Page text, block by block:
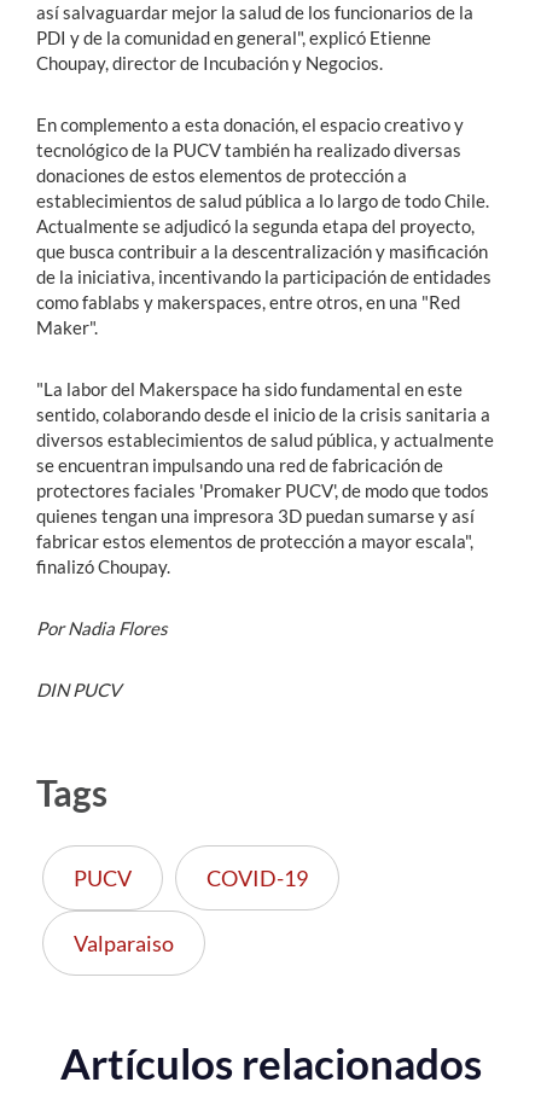
así salvaguardar mejor la salud de los funcionarios de la
PDI y de la comunidad en general", explicó Etienne
Choupay, director de Incubación y Negocios.
En complemento a esta donación, el espacio creativo y
tecnológico de la PUCV también ha realizado diversas
donaciones de estos elementos de protección a
establecimientos de salud pública a lo largo de todo Chile.
Actualmente se adjudicó la segunda etapa del proyecto,
que busca contribuir a la descentralización y masificación
de la iniciativa, incentivando la participación de entidades
como fablabs y makerspaces, entre otros, en una "Red
Maker".
"La labor del Makerspace ha sido fundamental en este
sentido, colaborando desde el inicio de la crisis sanitaria a
diversos establecimientos de salud pública, y actualmente
se encuentran impulsando una red de fabricación de
protectores faciales 'Promaker PUCV', de modo que todos
quienes tengan una impresora 3D puedan sumarse y así
fabricar estos elementos de protección a mayor escala",
finalizó Choupay.
Por Nadia Flores
DIN PUCV
Tags
PUCV COVID-19
Valparaiso
Artículos relacionados